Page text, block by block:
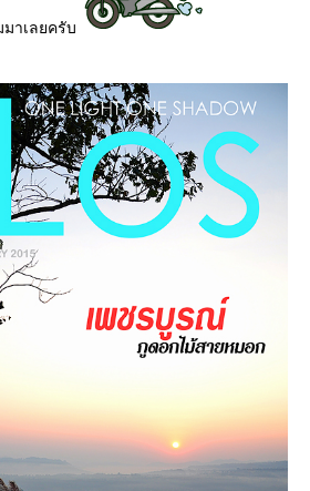
าเลยครับ